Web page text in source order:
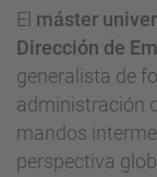
El máster
Dirección de
generalista de
administración
mandos
perspectiva